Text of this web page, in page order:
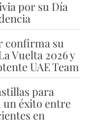
por su Día
confirma su
Vuelta 2026 y
UAE Team
para
un éxito entre
en